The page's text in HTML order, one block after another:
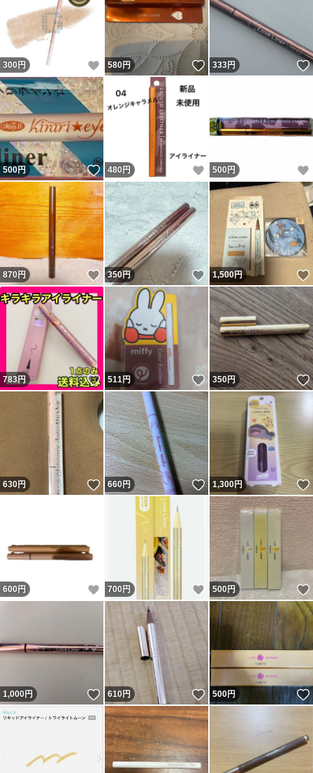
300 円 いいね！
580円 いいね！
333円
500円 いいね！
480 円 いいね！
500 円
870 円 いいね！
350円 いいね！
1,500円
783円 いいね！
511円 いいね！
350円
630円 いいね！
660円 いいね！
1,300円
600 円 いいね！
700 円 いいね！
500円
1,000円 いいね！
610円 いいね！
500円